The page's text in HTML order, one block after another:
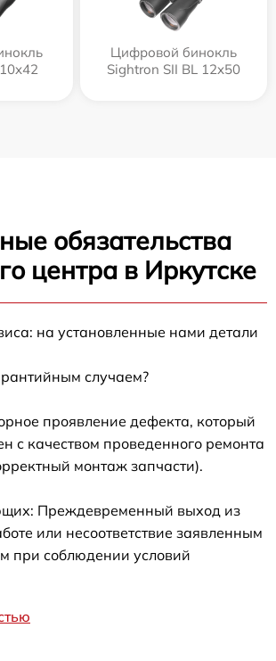
Цифровой бинокль
Sightron SII BL 12x50
обязательства
центра в Иркутске
на установленные нами детали
случаем?
проявление дефекта, который
с качеством проведенного ремонта
монтаж запчасти).
Преждевременный выход из
или несоответствие заявленным
при соблюдении условий